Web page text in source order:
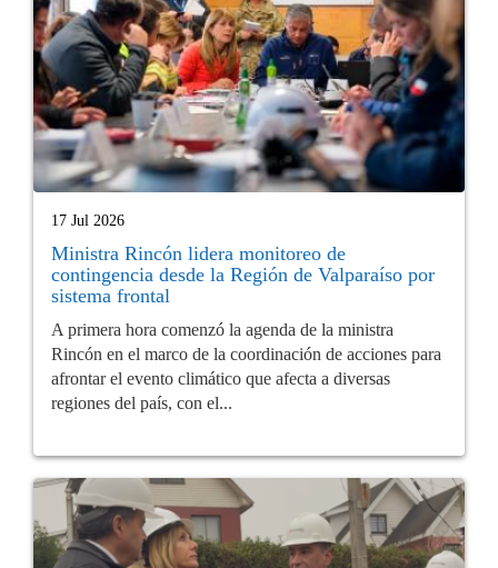
17 Jul 2026
Ministra Rincón lidera monitoreo de
contingencia desde la Región de Valparaíso por
sistema frontal
A primera hora comenzó la agenda de la ministra
Rincón en el marco de la coordinación de acciones para
afrontar el evento climático que afecta a diversas
regiones del país, con el...